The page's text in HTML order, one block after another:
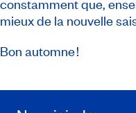
constamment que,
mieux de la nouvelle
Bon automne !